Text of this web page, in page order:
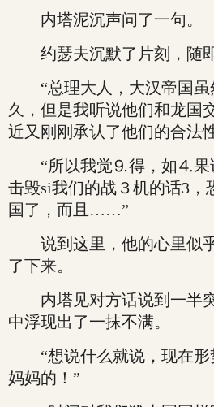
内塔泥沉声问了一句。
约瑟夫沉默了片刻，随即
“总理大人，大汉帝国虽
久，但是我听说他们和龙国
近又刚刚承认了他们的合法
“所以我觉⒐得，如⒋果
击毁si我们的战３机的话3，
国了，而且……”
说到这里，他的心里似
了下来。
内塔见对方话说到一半
中浮现出了一抹不满。
“想说什么就说，现在形
妈妈的！”